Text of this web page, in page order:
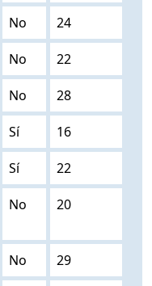
No 24
No 22
No 28
Sí 16
Sí 22
No 20
No 29